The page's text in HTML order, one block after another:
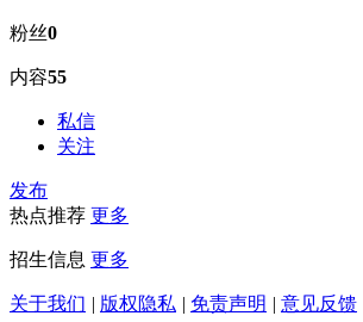
粉丝0
内容55
私信
关注
发布
热点推荐 更多
招生信息 更多
关于我们 | 版权隐私 | 免责声明 | 意见反馈